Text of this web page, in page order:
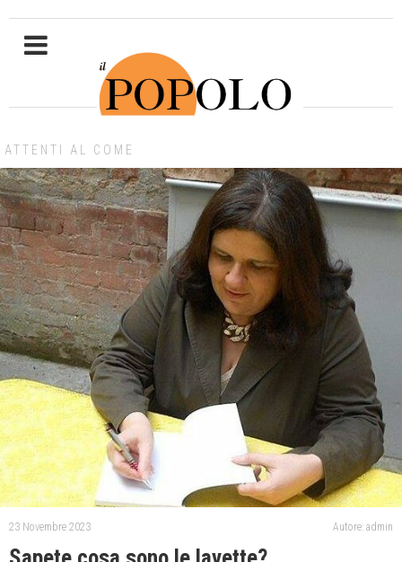
ATTENTI AL COME
23 Novembre 2023 Autore: admin